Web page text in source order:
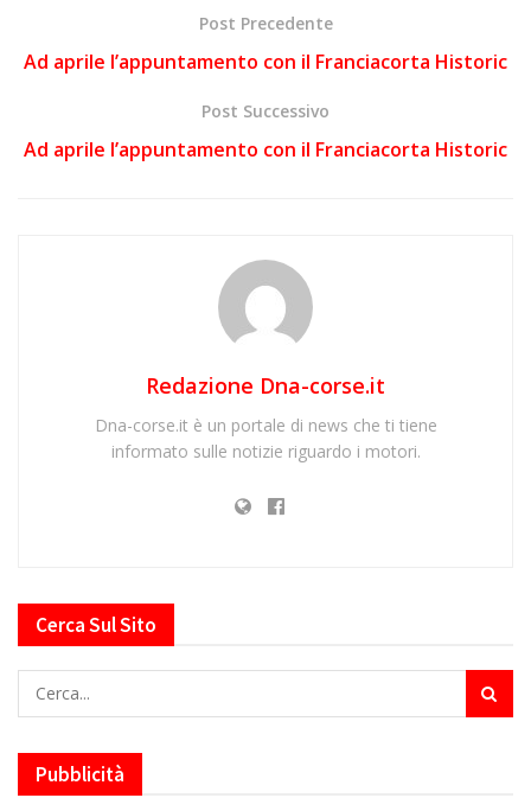
Post Precedente
Ad aprile l’appuntamento con il Franciacorta Historic
Post Successivo
Ad aprile l’appuntamento con il Franciacorta Historic
Redazione Dna-corse.it
Dna-corse.it è un portale di news che ti tiene
informato sulle notizie riguardo i motori.
Cerca Sul Sito
Pubblicità